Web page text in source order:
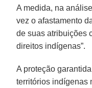
A medida, na
vez o afastamento
de suas atribuições
direitos indígenas”.
A proteção
territórios indígenas